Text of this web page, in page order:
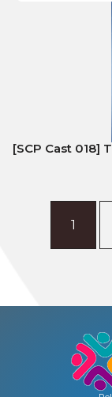
[SCP Cast 018]
1